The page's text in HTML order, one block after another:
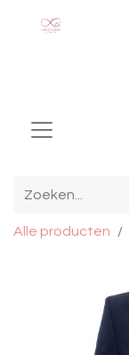
Alle producten